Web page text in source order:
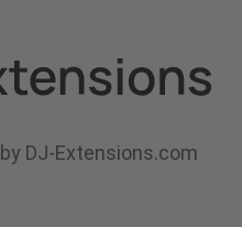
by DJ-Extensions.com